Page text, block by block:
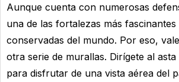
Aunque cuenta con numerosas
una de las fortalezas más
conservadas del mundo. Por eso,
otra serie de murallas. Dirígete al
para disfrutar de una vista aérea del